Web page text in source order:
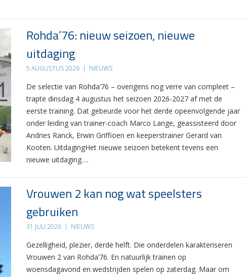
Rohda’76: nieuw seizoen, nieuwe
uitdaging
5 AUGUSTUS 2026 | NIEUWS
De selectie van Rohda’76 – overigens nog verre van compleet –
trapte dinsdag 4 augustus het seizoen 2026-2027 af met de
eerste training. Dat gebeurde voor het derde opeenvolgende jaar
onder leiding van trainer-coach Marco Lange, geassisteerd door
Andries Ranck, Erwin Griffioen en keeperstrainer Gerard van
Kooten. UitdagingHet nieuwe seizoen betekent tevens een
nieuwe uitdaging….
Vrouwen 2 kan nog wat speelsters
gebruiken
31 JULI 2026 | NIEUWS
Gezelligheid, plezier, derde helft. Die onderdelen karakteriseren
Vrouwen 2 van Rohda’76. En natuurlijk trainen op
woensdagavond en wedstrijden spelen op zaterdag. Maar om